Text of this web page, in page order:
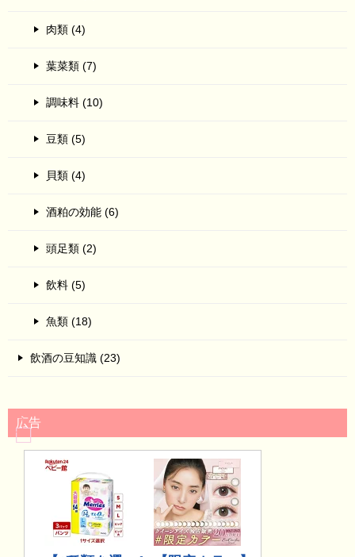
肉類 (4)
葉菜類 (7)
調味料 (10)
豆類 (5)
貝類 (4)
酒粕の効能 (6)
頭足類 (2)
飲料 (5)
魚類 (18)
飲酒の豆知識 (23)
広告